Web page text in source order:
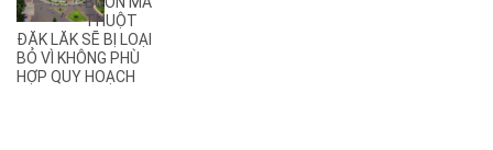
Ân Phú(3)
Âu Cơ(3)
B(2)
THUỘT
ĐĂK LĂK SẼ BỊ LOẠI
BỎ VÌ KHÔNG PHÙ
HỢP QUY HOẠCH